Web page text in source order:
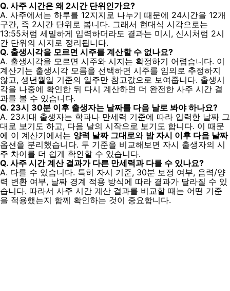
Q. 사주 시간은 왜 2시간 단위인가요?
A. 사주에서는 하루를 12지지로 나누기 때문에 24시간을 12개
구간, 즉 2시간 단위로 봅니다. 그래서 현대식 시각으로는
13:55처럼 세밀하게 입력하더라도 결과는 미시, 신시처럼 2시
간 단위의 시지로 정리됩니다.
Q. 출생시각을 모르면 시주를 계산할 수 없나요?
A. 출생시각을 모르면 시주와 시지는 확정하기 어렵습니다. 이
계산기는 출생시각 모름을 선택하면 시주를 임의로 추정하지
않고, 생년월일 기준의 일주만 참고값으로 보여줍니다. 출생시
각을 나중에 확인한 뒤 다시 계산하면 더 완전한 사주 시간 결
과를 볼 수 있습니다.
Q. 23시 30분 이후 출생자는 날짜를 다음 날로 봐야 하나요?
A. 23시대 출생자는 학파나 만세력 기준에 따라 입력한 날짜 그
대로 보기도 하고, 다음 날의 시작으로 보기도 합니다. 이 때문
에 이 계산기에서는 양력 날짜 그대로와 밤 자시 이후 다음 날짜
옵션을 분리했습니다. 두 기준을 비교해보면 자시 출생자의 시
주 차이를 더 쉽게 확인할 수 있습니다.
Q. 사주 시간 계산 결과가 다른 만세력과 다를 수 있나요?
A. 다를 수 있습니다. 특히 자시 기준, 30분 보정 여부, 음력/양
력 변환 여부, 날짜 경계 적용 방식에 따라 결과가 달라질 수 있
습니다. 따라서 사주 시간 계산 결과를 비교할 때는 어떤 기준
을 적용했는지 함께 확인하는 것이 중요합니다.